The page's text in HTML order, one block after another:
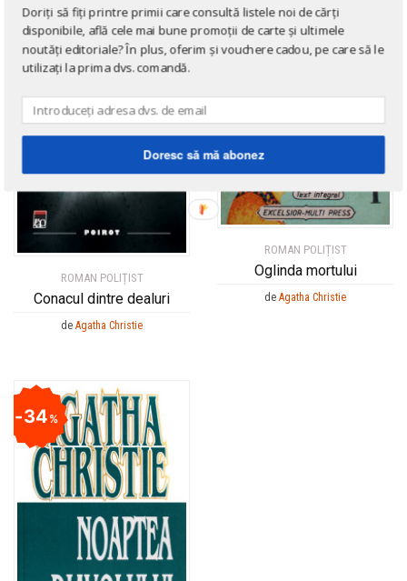
ROMAN POLIȚIST
Conacul dintre dealuri
de Agatha Christie
ROMAN POLIȚIST
Oglinda mortului
de Agatha Christie
34%
Doriți să fiți printre primii care consultă listele noi de cărți
disponibile, află cele mai bune promoții de carte și ultimele
noutăți editoriale? În plus, oferim și vouchere cadou, pe care să le
utilizați la prima dvs. comandă.
Doresc să mă abonez